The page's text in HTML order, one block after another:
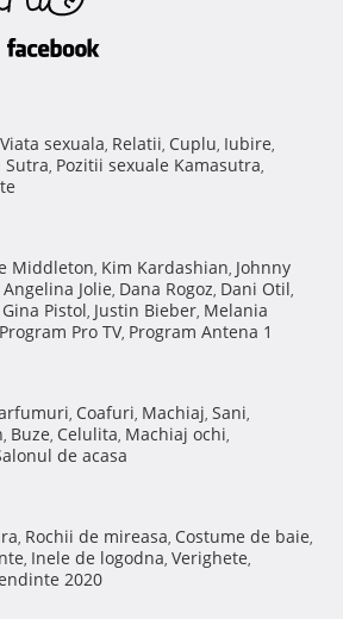
Viata sexuala, Relatii, Cuplu, Iubire,
Sutra, Pozitii sexuale Kamasutra,
Middleton, Kim Kardashian, Johnny
Angelina Jolie, Dana Rogoz, Dani Otil,
Gina Pistol, Justin Bieber, Melania
Program Pro TV, Program Antena 1
, Coafuri, Machiaj, Sani,
, Buze, Celulita, Machiaj ochi,
de acasa
, Rochii de mireasa, Costume de baie,
, Inele de logodna, Verighete,
2020